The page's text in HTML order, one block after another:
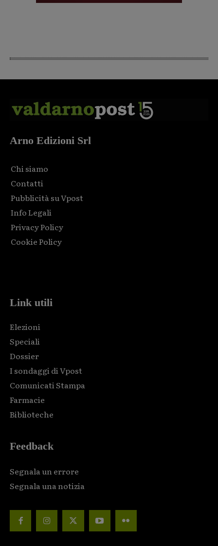
Arno Edizioni Srl
Chi siamo
Contatti
Pubblicità su Vpost
Info Legali
Privacy Policy
Cookie Policy
Link utili
Elezioni
Speciali
Dossier
I sondaggi di Vpost
Comunicati Stampa
Farmacie
Biblioteche
Feedback
Segnala un errore
Segnala una notizia